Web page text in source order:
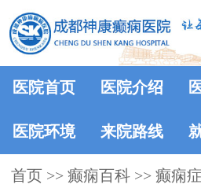
医院首页 医院介绍
医院环境 来院路线
首页 >> 癫痫百科 >> 癫痫